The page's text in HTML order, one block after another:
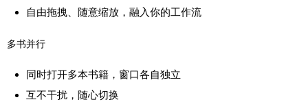
自由拖拽、随意缩放，融入你的工作流
多书并行
同时打开多本书籍，窗口各自独立
互不干扰，随心切换